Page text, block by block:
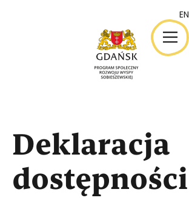
EN
Deklaracja
dostępności